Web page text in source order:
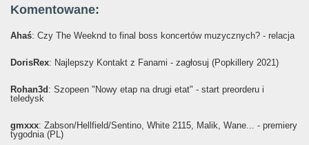
Komentowane:
Ahaś: Czy The Weeknd to final boss koncertów muzycznych? - relacja
DorisRex: Najlepszy Kontakt z Fanami - zagłosuj (Popkillery 2021)
Rohan3d : Szopeen "Nowy etap na drugi etat" - start preorderu i
teledysk
gmxxx: Żabson/Hellfield/Sentino, White 2115, Malik, Wane... - premiery
tygodnia (PL)